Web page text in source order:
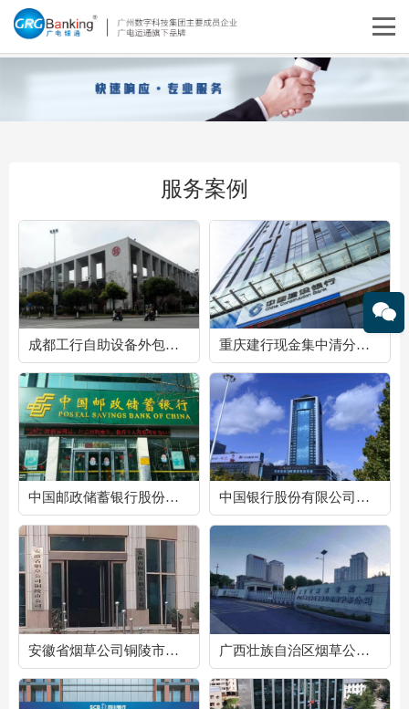
服务案例
成都工行自助设备外包服务项目 重庆建行现金集中清分整点、自助设备维护服务外包项目
​中国邮政储蓄银行股份有限公司青海省分行机房维护项目 中国银行股份有限公司潍坊分行中心机房运维项目
安徽省烟草公司铜陵市公司机房运维项目 广西壮族自治区烟草公司南宁市公司机房维护项目